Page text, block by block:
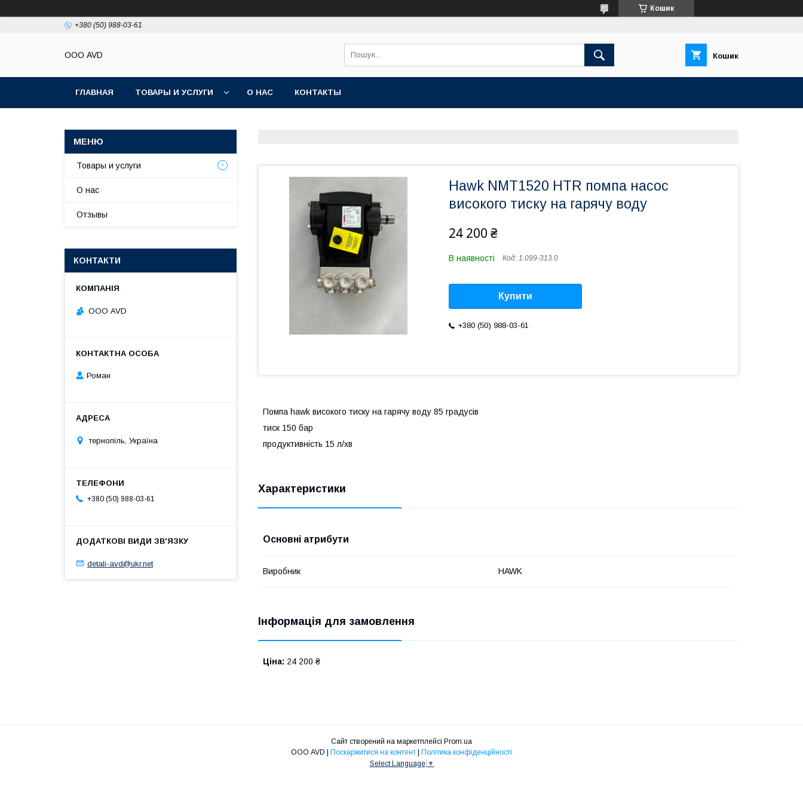
Кошик
+380 (50) 988-03-61
ООО AVD Кошик
ГЛАВНАЯ ТОВАРЫ И УСЛУГИ О НАС КОНТАКТЫ
Hawk NMT1520 HTR помпа насос
високого тиску на гарячу воду
24 200 ₴
В наявності Код: 1.099-313.0
Купити
+380 (50) 988-03-61
Помпа hawk високого тиску на гарячу воду 85 градусів
тиск 150 бар
продуктивність 15 л/хв
Характеристики
Основні атрибути
Виробник HAWK
Інформація для замовлення
Ціна: 24 200 ₴
Товары и услуги
О нас
Отзывы
КОНТАКТИ
ООО AVD
Роман
тернопіль, Україна
+380 (50) 988-03-61
detali-avd@ukr.net
Сайт створений на маркетплейсі Prom.ua
Поскаржитися на контент
Політика конфіденційності
Select Language ▼